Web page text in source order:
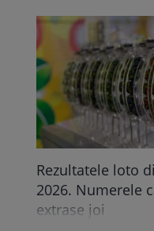
Rezultatele loto
2026. Numerele
extrase joi